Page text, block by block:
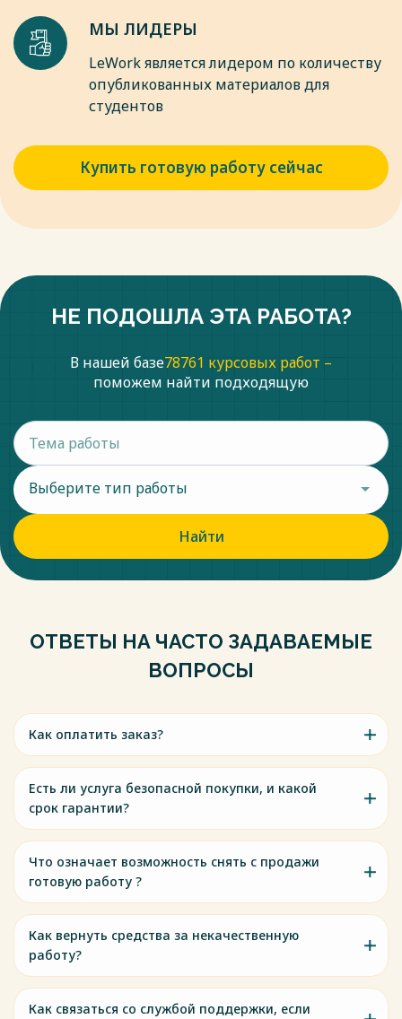
Весь текст будет доступен
МЫ ЛИДЕРЫ
LeWork является лидером по количеству
опубликованных материалов для
студентов
Купить готовую работу сейчас
НЕ ПОДОШЛА ЭТА РАБОТА?
В нашей базе78761 курсовых работ –
поможем найти подходящую
Выберите тип работы
Найти
ОТВЕТЫ НА ЧАСТО ЗАДАВАЕМЫЕ
ВОПРОСЫ
Как оплатить заказ?
Есть ли услуга безопасной покупки, и какой
срок гарантии?
Что означает возможность снять с продажи
готовую работу ?
Как вернуть средства за некачественную
работу?
Как связаться со службой поддержки, если